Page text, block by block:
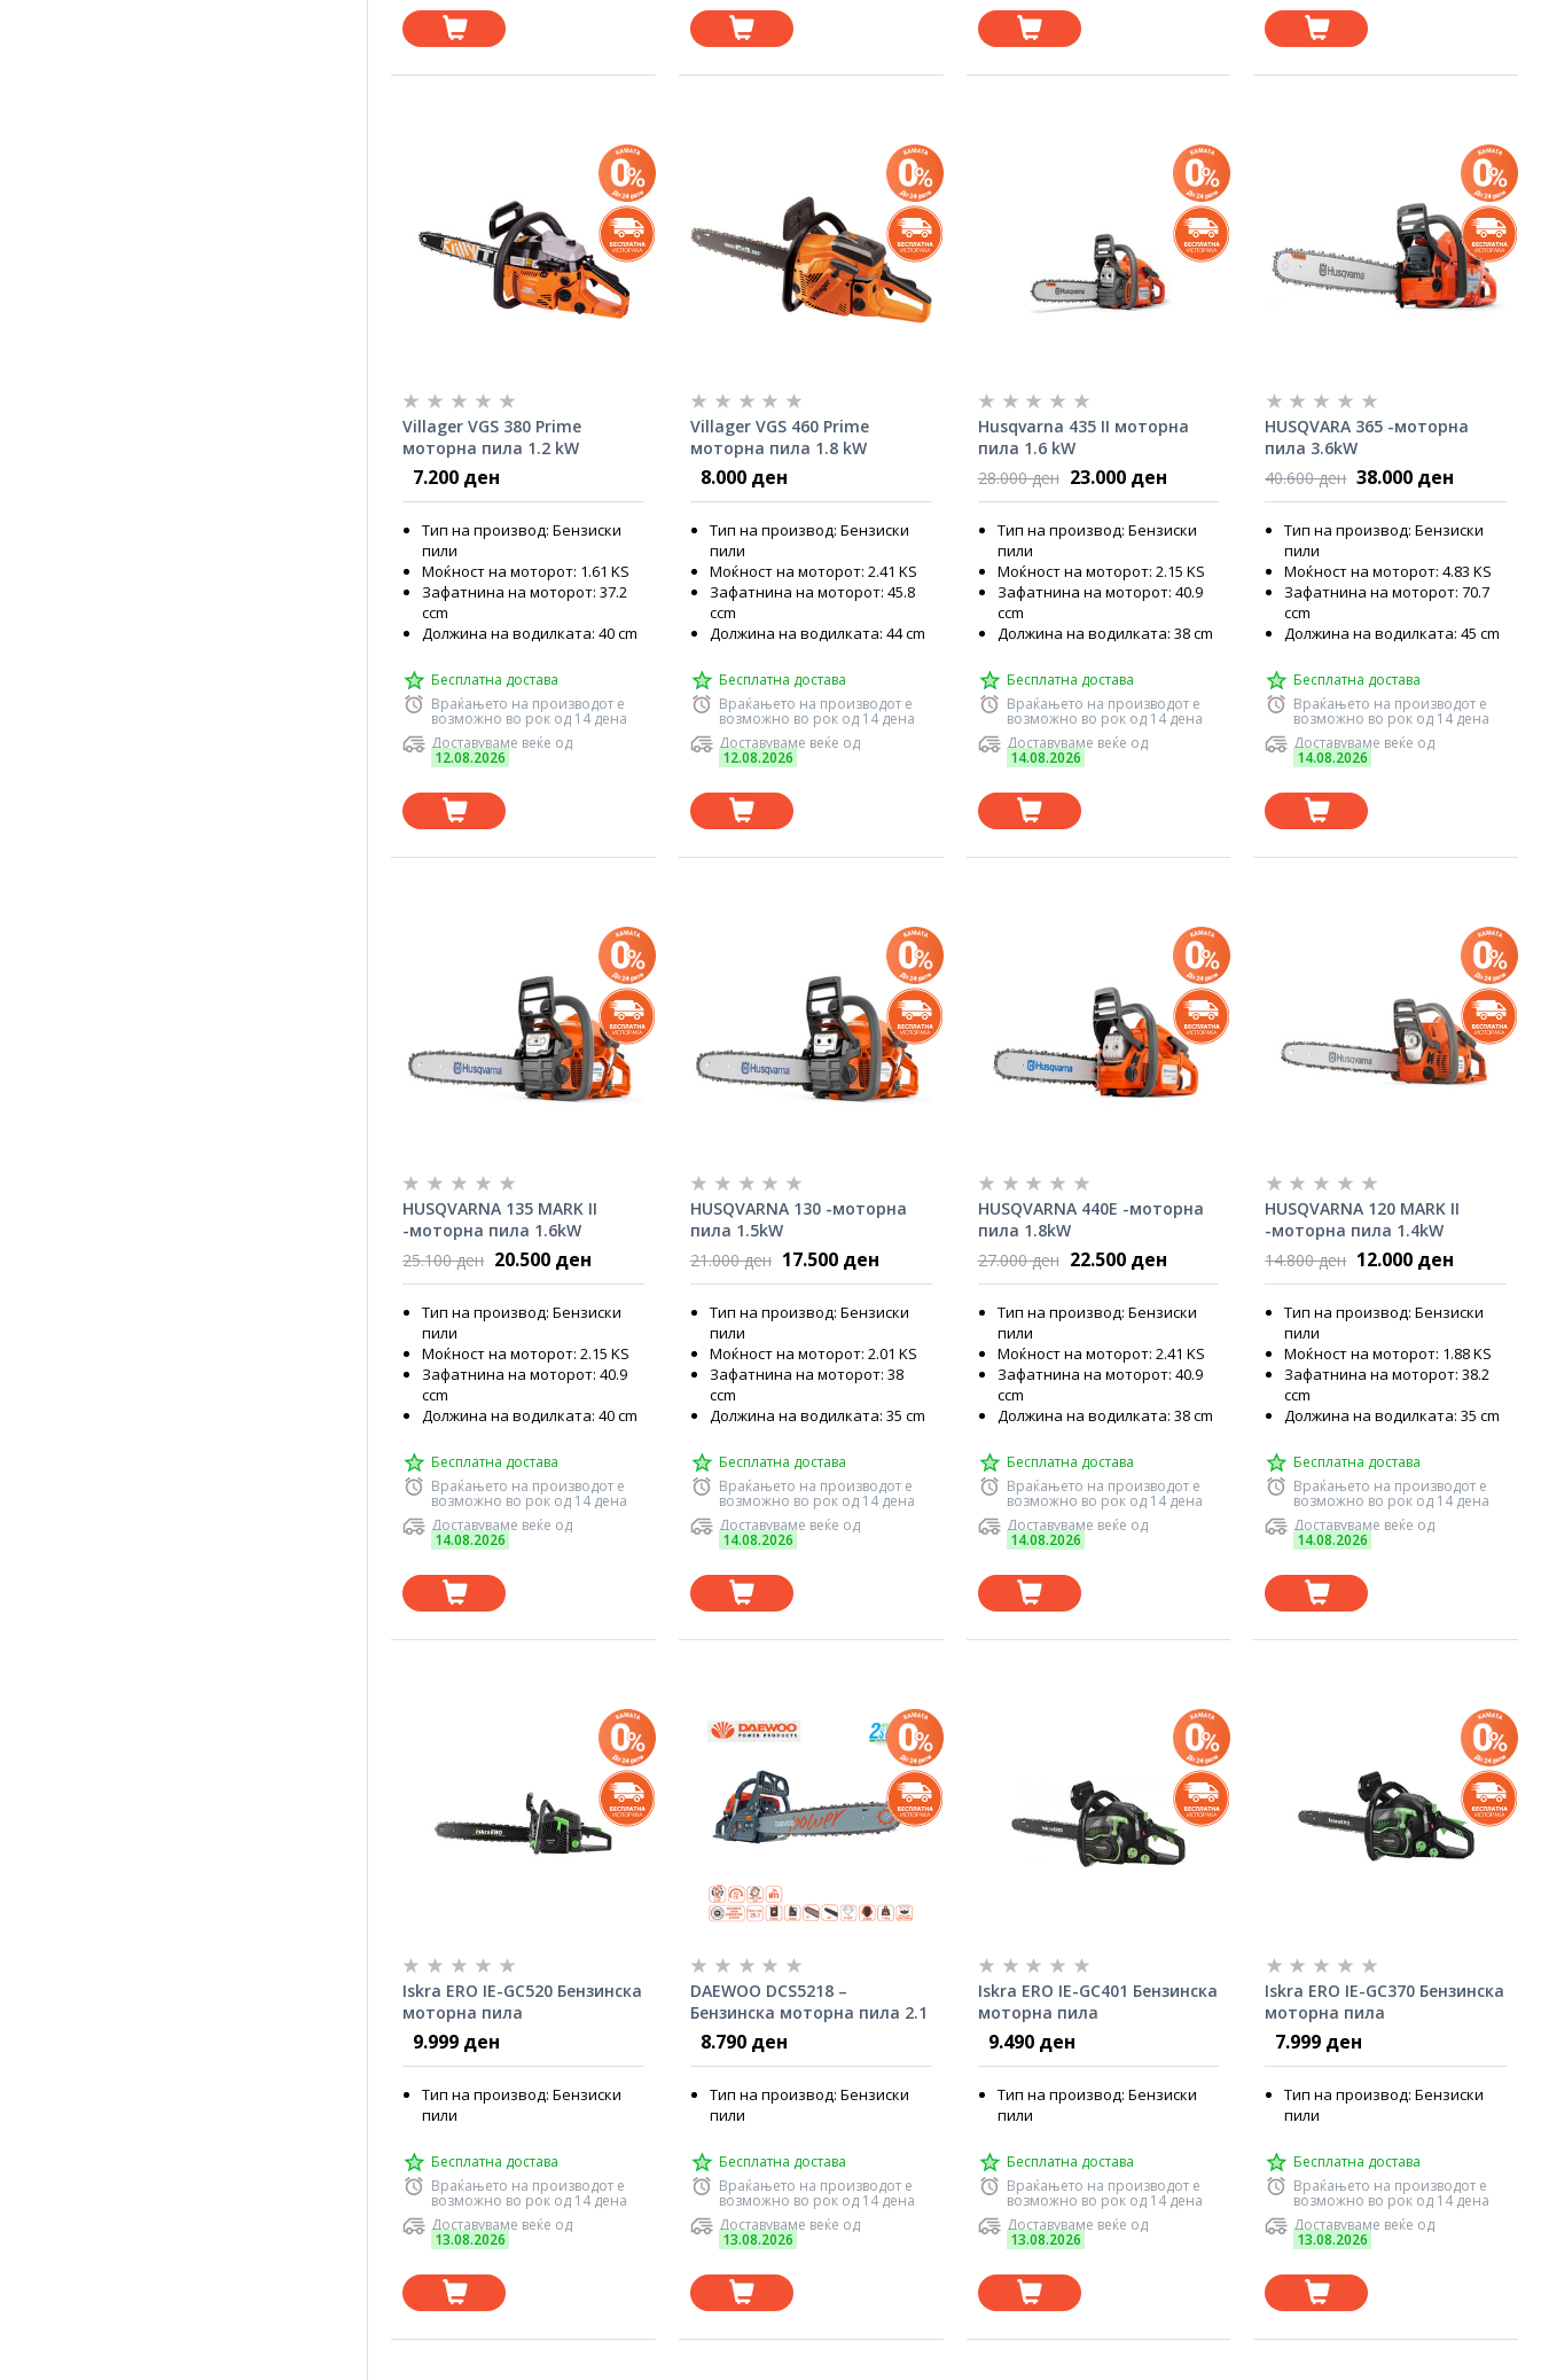
Villager VGS 380 Prime
моторна пила 1.2 kW
7.200 ден
Тип на производ: Бензиски
пили
Моќност на моторот: 1.61 KS
Зафатнина на моторот: 37.2
ccm
Должина на водилката: 40 cm
Бесплатна достава
Враќањето на производот е
возможно во рок од 14 дена
Доставуваме веќе од
12.08.2026
Villager VGS 460 Prime
моторна пила 1.8 kW
8.000 ден
Тип на производ: Бензиски
пили
Моќност на моторот: 2.41 KS
Зафатнина на моторот: 45.8
ccm
Должина на водилката: 44 cm
Бесплатна достава
Враќањето на производот е
возможно во рок од 14 дена
Доставуваме веќе од
12.08.2026
Husqvarna 435 II моторна
пила 1.6 kW
28.000 ден 23.000 ден
Тип на производ: Бензиски
пили
Моќност на моторот: 2.15 KS
Зафатнина на моторот: 40.9
ccm
Должина на водилката: 38 cm
Бесплатна достава
Враќањето на производот е
возможно во рок од 14 дена
Доставуваме веќе од
14.08.2026
HUSQVARA 365 -моторна
пила 3.6kW
40.600 ден 38.000 ден
Тип на производ: Бензиски
пили
Моќност на моторот: 4.83 KS
Зафатнина на моторот: 70.7
ccm
Должина на водилката: 45 cm
Бесплатна достава
Враќањето на производот е
возможно во рок од 14 дена
Доставуваме веќе од
14.08.2026
HUSQVARNA 135 MARK II
-моторна пила 1.6kW
25.100 ден 20.500 ден
Тип на производ: Бензиски
пили
Моќност на моторот: 2.15 KS
Зафатнина на моторот: 40.9
ccm
Должина на водилката: 40 cm
Бесплатна достава
Враќањето на производот е
возможно во рок од 14 дена
Доставуваме веќе од
14.08.2026
HUSQVARNA 130 -моторна
пила 1.5kW
21.000 ден 17.500 ден
Тип на производ: Бензиски
пили
Моќност на моторот: 2.01 KS
Зафатнина на моторот: 38
ccm
Должина на водилката: 35 cm
Бесплатна достава
Враќањето на производот е
возможно во рок од 14 дена
Доставуваме веќе од
14.08.2026
HUSQVARNA 440E -моторна
пила 1.8kW
27.000 ден 22.500 ден
Тип на производ: Бензиски
пили
Моќност на моторот: 2.41 KS
Зафатнина на моторот: 40.9
ccm
Должина на водилката: 38 cm
Бесплатна достава
Враќањето на производот е
возможно во рок од 14 дена
Доставуваме веќе од
14.08.2026
HUSQVARNA 120 MARK II
-моторна пила 1.4kW
14.800 ден 12.000 ден
Тип на производ: Бензиски
пили
Моќност на моторот: 1.88 KS
Зафатнина на моторот: 38.2
ccm
Должина на водилката: 35 cm
Бесплатна достава
Враќањето на производот е
возможно во рок од 14 дена
Доставуваме веќе од
14.08.2026
Iskra ERO IE-GC520 Бензинска
моторна пила
9.999 ден
Тип на производ: Бензиски
пили
Бесплатна достава
Враќањето на производот е
возможно во рок од 14 дена
Доставуваме веќе од
13.08.2026
DAEWOO DCS5218 –
Бензинска моторна пила 2.1
kW, 45 см
8.790 ден
Тип на производ: Бензиски
пили
Бесплатна достава
Враќањето на производот е
возможно во рок од 14 дена
Доставуваме веќе од
13.08.2026
Iskra ERO IE-GC401 Бензинска
моторна пила
9.490 ден
Тип на производ: Бензиски
пили
Бесплатна достава
Враќањето на производот е
возможно во рок од 14 дена
Доставуваме веќе од
13.08.2026
Iskra ERO IE-GC370 Бензинска
моторна пила
7.999 ден
Тип на производ: Бензиски
пили
Бесплатна достава
Враќањето на производот е
возможно во рок од 14 дена
Доставуваме веќе од
13.08.2026